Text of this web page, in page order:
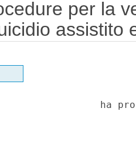
per la
assistito
- Previsione
delle aziende
del suicidio
delle relative